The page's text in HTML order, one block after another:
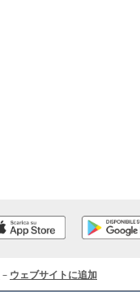
– ウェブサイトに追加